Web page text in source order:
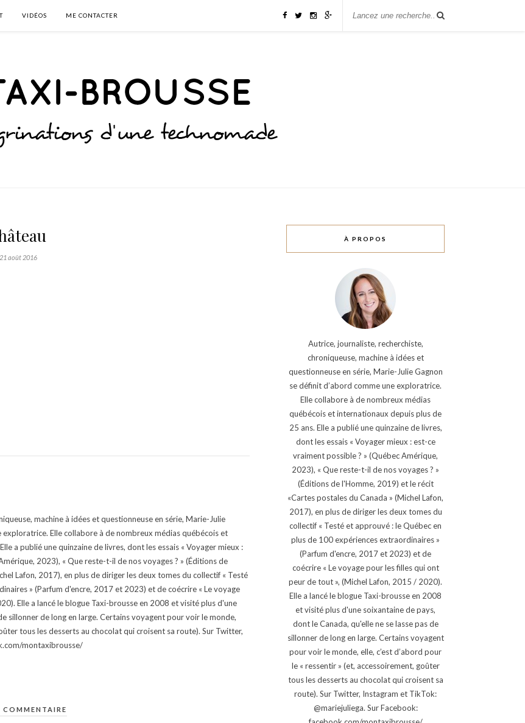
VIDÉOS ME CONTACTER
21 août 2016
machine à idées et questionneuse en série, Marie-Julie
exploratrice. Elle collabore à de nombreux médias québécois et
a publié une quinzaine de livres, dont les essais « Voyager mieux :
2023), « Que reste-t-il de nos voyages ? » (Éditions de
Lafon, 2017), en plus de diriger les deux tomes du collectif « Testé
» (Parfum d'encre, 2017 et 2023) et de coécrire « Le voyage
Elle a lancé le blogue Taxi-brousse en 2008 et visité plus d'une
sillonner de long en large. Certains voyagent pour voir le monde,
tous les desserts au chocolat qui croisent sa route). Sur Twitter,
montaxibrousse/
COMMENTAIRE
À PROPOS
Autrice, journaliste, recherchiste,
chroniqueuse, machine à idées et
questionneuse en série, Marie-Julie Gagnon
se définit d’abord comme une exploratrice.
Elle collabore à de nombreux médias
québécois et internationaux depuis plus de
25 ans. Elle a publié une quinzaine de livres,
dont les essais « Voyager mieux : est-ce
vraiment possible ? » (Québec Amérique,
2023), « Que reste-t-il de nos voyages ? »
(Éditions de l'Homme, 2019) et le récit
«Cartes postales du Canada » (Michel Lafon,
2017), en plus de diriger les deux tomes du
collectif « Testé et approuvé : le Québec en
plus de 100 expériences extraordinaires »
(Parfum d'encre, 2017 et 2023) et de
coécrire « Le voyage pour les filles qui ont
peur de tout », (Michel Lafon, 2015 / 2020).
Elle a lancé le blogue Taxi-brousse en 2008
et visité plus d'une soixantaine de pays,
dont le Canada, qu'elle ne se lasse pas de
sillonner de long en large. Certains voyagent
pour voir le monde, elle, c’est d’abord pour
le « ressentir » (et, accessoirement, goûter
tous les desserts au chocolat qui croisent sa
route). Sur Twitter, Instagram et TikTok:
@mariejuliega. Sur Facebook: